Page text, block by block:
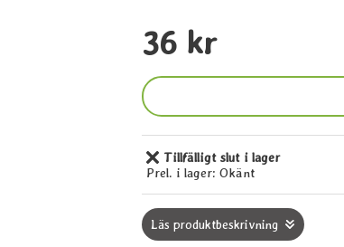
pris
36 kr
Tillgänglighet:
Tillfälligt slut i lager
Prel. i lager: Okänt
Läs produktbeskrivning